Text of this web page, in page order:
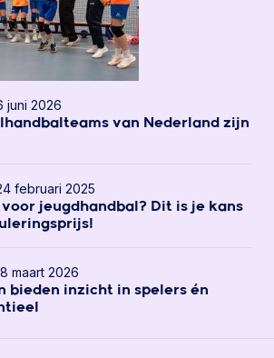
juni 2026
van Nederland zijn
februari 2025
jeugdhandbal? Dit is je kans
maart 2026
bieden inzicht in spelers én